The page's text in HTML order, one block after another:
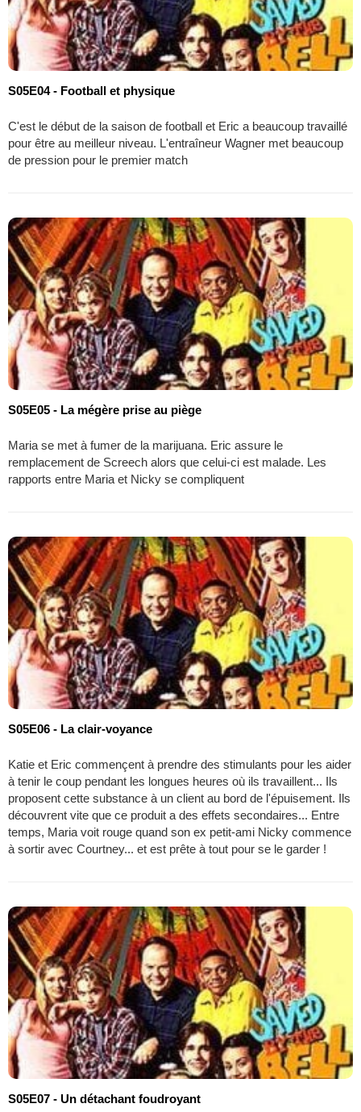
S05E04 - Football et physique
C'est le début de la saison de football et Eric a beaucoup travaillé
pour être au meilleur niveau. L'entraîneur Wagner met beaucoup
de pression pour le premier match
S05E05 - La mégère prise au piège
Maria se met à fumer de la marijuana. Eric assure le
remplacement de Screech alors que celui-ci est malade. Les
rapports entre Maria et Nicky se compliquent
S05E06 - La clair-voyance
Katie et Eric commençent à prendre des stimulants pour les aider
à tenir le coup pendant les longues heures où ils travaillent... Ils
proposent cette substance à un client au bord de l'épuisement. Ils
découvrent vite que ce produit a des effets secondaires... Entre
temps, Maria voit rouge quand son ex petit-ami Nicky commence
à sortir avec Courtney... et est prête à tout pour se le garder !
S05E07 - Un détachant foudroyant